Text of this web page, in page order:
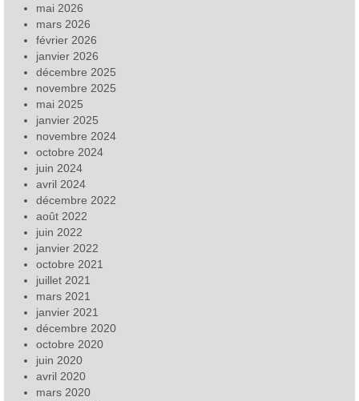
mai 2026
mars 2026
février 2026
janvier 2026
décembre 2025
novembre 2025
mai 2025
janvier 2025
novembre 2024
octobre 2024
juin 2024
avril 2024
décembre 2022
août 2022
juin 2022
janvier 2022
octobre 2021
juillet 2021
mars 2021
janvier 2021
décembre 2020
octobre 2020
juin 2020
avril 2020
mars 2020